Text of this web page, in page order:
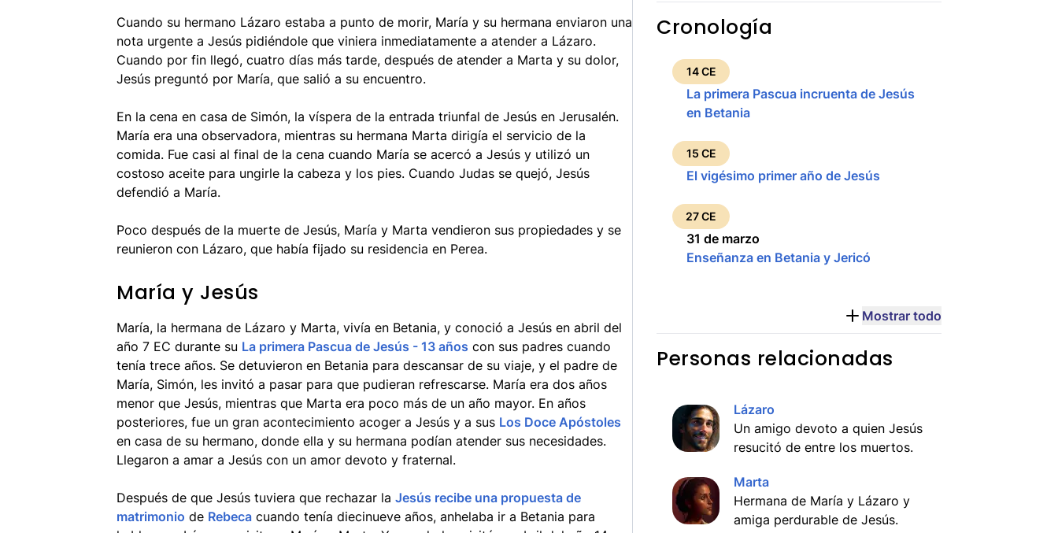
Cuando su hermano Lázaro estaba a punto de morir, María y su hermana enviaron una
nota urgente a Jesús pidiéndole que viniera inmediatamente a atender a Lázaro.
Cuando por fin llegó, cuatro días más tarde, después de atender a Marta y su dolor,
Jesús preguntó por María, que salió a su encuentro.
En la cena en casa de Simón, la víspera de la entrada triunfal de Jesús en Jerusalén.
María era una observadora, mientras su hermana Marta dirigía el servicio de la
comida. Fue casi al final de la cena cuando María se acercó a Jesús y utilizó un
costoso aceite para ungirle la cabeza y los pies. Cuando Judas se quejó, Jesús
defendió a María.
Poco después de la muerte de Jesús, María y Marta vendieron sus propiedades y se
reunieron con Lázaro, que había fijado su residencia en Perea.
María y Jesús
María, la hermana de Lázaro y Marta, vivía en Betania, y conoció a Jesús en abril del
año 7 EC durante su La primera Pascua de Jesús - 13 años con sus padres cuando
tenía trece años. Se detuvieron en Betania para descansar de su viaje, y el padre de
María, Simón, les invitó a pasar para que pudieran refrescarse. María era dos años
menor que Jesús, mientras que Marta era poco más de un año mayor. En años
posteriores, fue un gran acontecimiento acoger a Jesús y a sus Los Doce Apóstoles
en casa de su hermano, donde ella y su hermana podían atender sus necesidades.
Llegaron a amar a Jesús con un amor devoto y fraternal.
Después de que Jesús tuviera que rechazar la Jesús recibe una propuesta de
matrimonio de Rebeca cuando tenía diecinueve años, anhelaba ir a Betania para
Cronología
14 CE
La primera Pascua incruenta de Jesús
en Betania
15 CE
El vigésimo primer año de Jesús
27 CE
31 de marzo
Enseñanza en Betania y Jericó
Mostrar todo
Personas relacionadas
Lázaro
Un amigo devoto a quien Jesús
resucitó de entre los muertos.
Marta
Hermana de María y Lázaro y
amiga perdurable de Jesús.